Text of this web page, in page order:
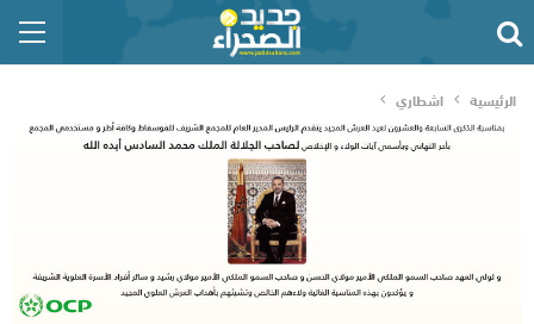
الرئيسية اشطاري